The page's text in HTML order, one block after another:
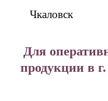
Чкаловск
Для
продукции в